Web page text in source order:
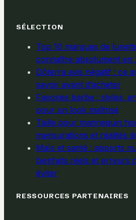
SÉLECTION
Top 10 marques de
connaître absolument en
Dōterra avis négatif : ce
savoir avant d’acheter
Favories barbe : styles,
pour un look maîtrisé
Taille pour mannequin
mensurations et réalités
Maïs et santé : apports
bienfaits réels et erreurs
éviter
RESSOURCES PARTENAIRES